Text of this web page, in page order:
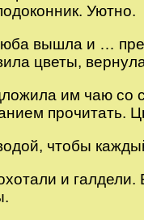
Уютно.
вышла и …
цветы,
им чаю со
прочитать.
чтобы
и